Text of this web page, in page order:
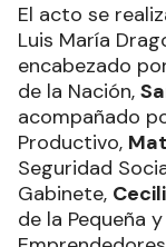
El acto se
Luis María
encabezado
de la Nación,
acompañado
Productivo,
Seguridad
Gabinete,
de la Pequeña